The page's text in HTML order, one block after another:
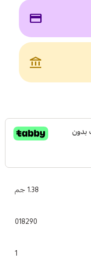
payment
account_balance
1.38 جم
018290
1